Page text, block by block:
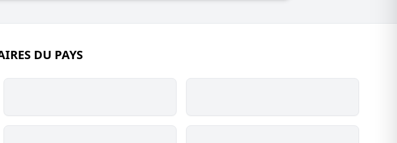
DU PAYS